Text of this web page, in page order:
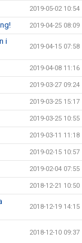
2019-05-02 10:54
2019-04-25 08:09
i
2019-04-15 07:58
2019-04-08 11:16
2019-03-27 09:24
2019-03-25 15:17
2019-03-25 10:55
2019-03-11 11:18
2019-02-15 10:57
2019-02-04 07:55
2018-12-21 10:50
2018-12-19 14:15
2018-12-10 09:37